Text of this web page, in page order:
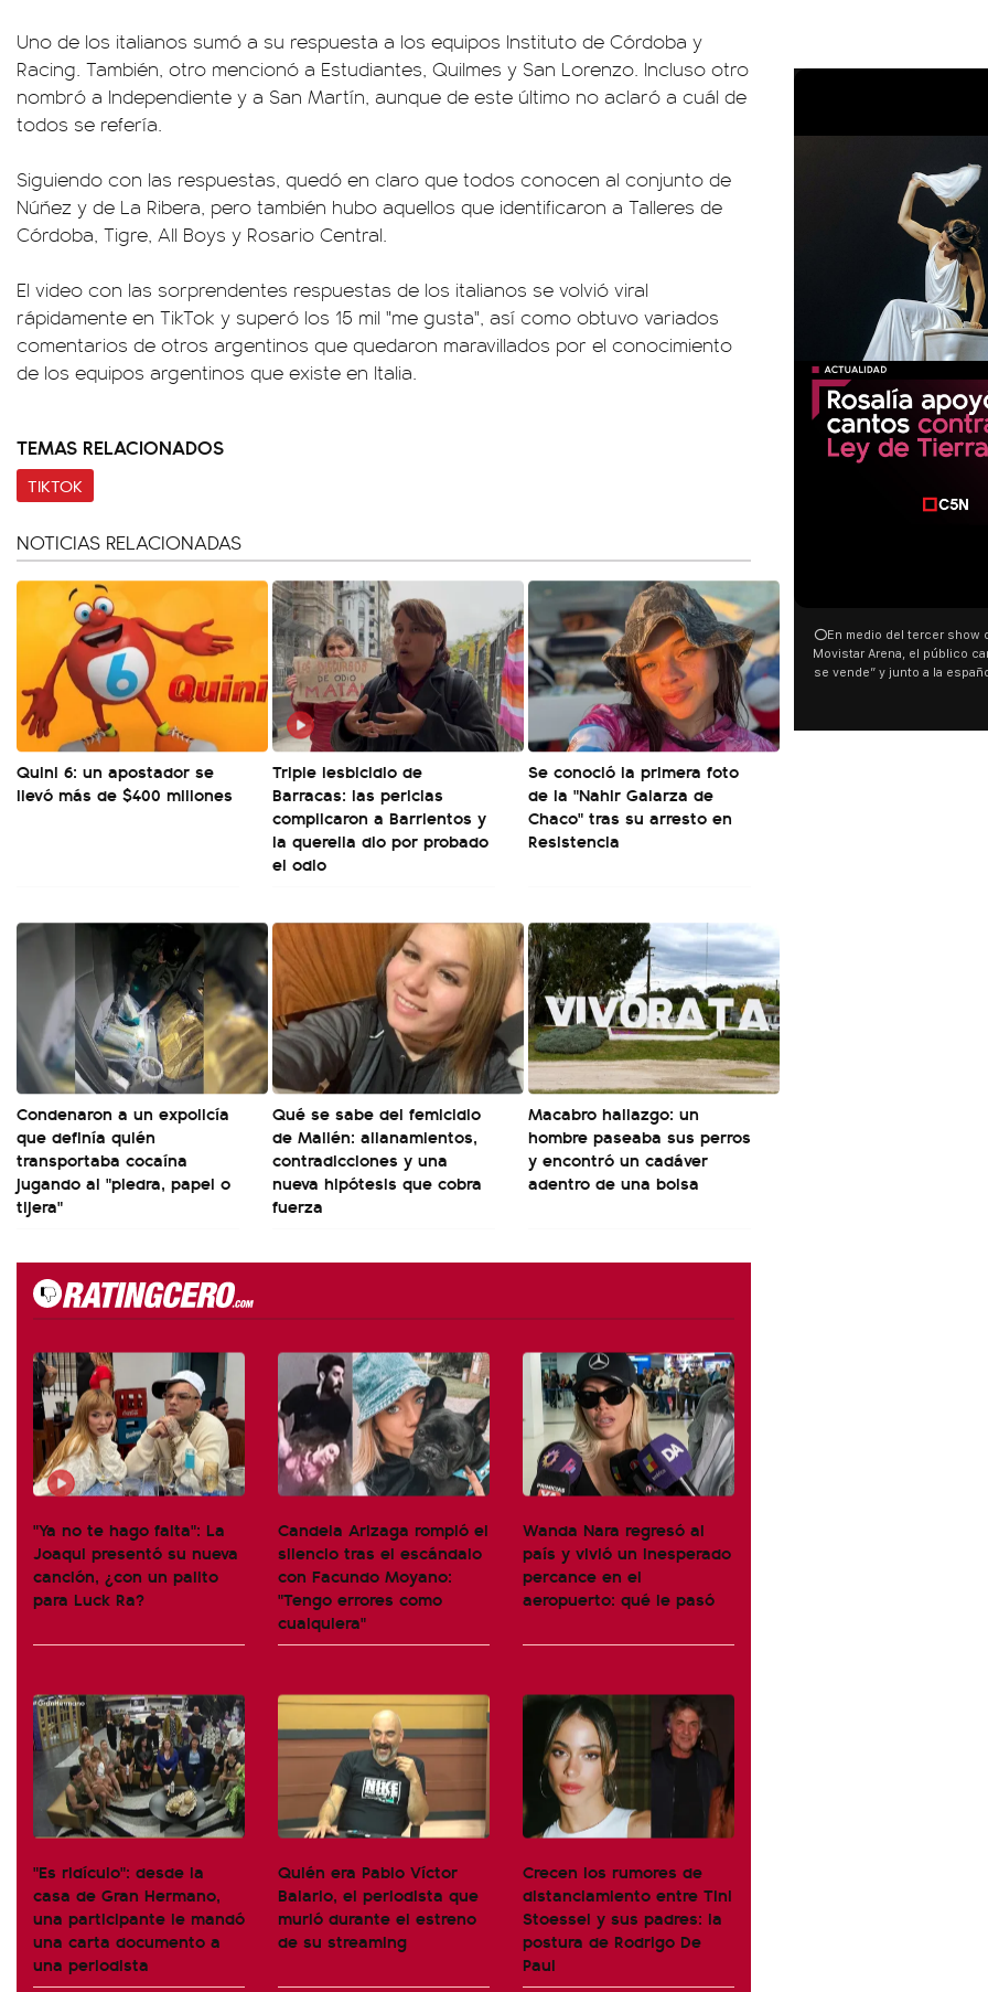
Uno de los italianos sumó a su respuesta a los equipos Instituto de Córdoba y
Racing. También, otro mencionó a Estudiantes, Quilmes y San Lorenzo. Incluso otro
nombró a Independiente y a San Martín, aunque de este último no aclaró a cuál de
todos se refería.
Siguiendo con las respuestas, quedó en claro que todos conocen al conjunto de
Núñez y de La Ribera, pero también hubo aquellos que identificaron a Talleres de
Córdoba, Tigre, All Boys y Rosario Central.
El video con las sorprendentes respuestas de los italianos se volvió viral
rápidamente en TikTok y superó los 15 mil "me gusta", así como obtuvo variados
comentarios de otros argentinos que quedaron maravillados por el conocimiento
de los equipos argentinos que existe en Italia.
TEMAS RELACIONADOS
TIKTOK
NOTICIAS RELACIONADAS
Quini 6: un apostador se
llevó más de $400 millones
Triple lesbicidio de
Barracas: las pericias
complicaron a Barrientos y
la querella dio por probado
el odio
Se conoció la primera foto
de la "Nahir Galarza de
Chaco" tras su arresto en
Resistencia
Condenaron a un expolicía
que definía quién
transportaba cocaína
jugando al "piedra, papel o
tijera"
Qué se sabe del femicidio
de Mailén: allanamientos,
contradicciones y una
nueva hipótesis que cobra
fuerza
Macabro hallazgo: un
hombre paseaba sus perros
y encontró un cadáver
adentro de una bolsa
"Ya no te hago falta": La
Joaqui presentó su nueva
canción, ¿con un palito
para Luck Ra?
Candela Arizaga rompió el
silencio tras el escándalo
con Facundo Moyano:
"Tengo errores como
cualquiera"
Wanda Nara regresó al
país y vivió un inesperado
percance en el
aeropuerto: qué le pasó
"Es ridículo": desde la
casa de Gran Hermano,
una participante le mandó
una carta documento a
una periodista
Quién era Pablo Víctor
Balario, el periodista que
murió durante el estreno
de su streaming
Crecen los rumores de
distanciamiento entre Tini
Stoessel y sus padres: la
postura de Rodrigo De
Paul
00:00
⭕En medio del tercer show de Rosalia en el
Movistar Arena, el público cantó “la patria no
se vende” y junto a la española. El momento
ocurrió a dos días de la votación de la Ley de
Tierras.
Con
pudo
este 6